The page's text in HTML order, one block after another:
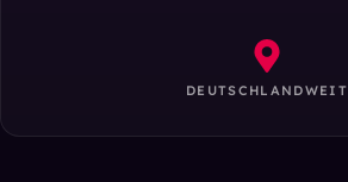
DEUTSCHLANDWEIT